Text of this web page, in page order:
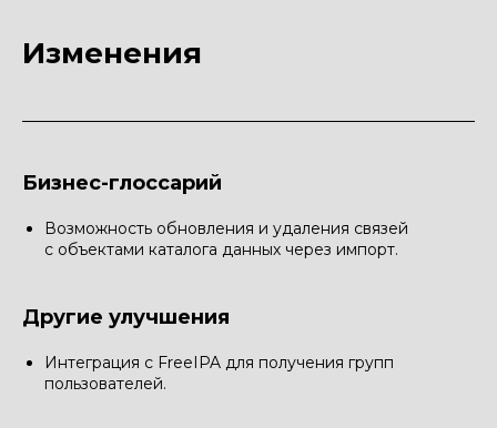
Изменения
Бизнес-глоссарий
Возможность обновления и удаления связей
с объектами каталога данных через импорт.
Другие улучшения
Интеграция с FreeIPA для получения групп
пользователей.